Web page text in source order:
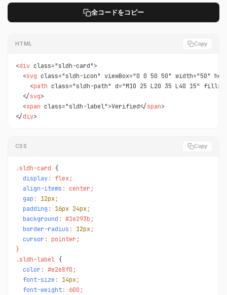
全コードをコピー
HTML Copy
<div class="sldh-card">
  <
svg class="sldh-icon" viewBox="0 0 50 50" width="50"
    <
path class="sldh-path" d="M10 25 L20 35 L40 15"
  </
svg>
  <
span class="sldh-label">Verified</span>
</div>
CSS Copy
.sldh-card
display: flex;
align-items : center;
gap : 12px;
padding : 16px 24px;
background : #1e293b;
border-radius : 12px;
cursor : pointer;
}
.sldh-label
color : #e2e8f0;
font-size : 14px;
font-weight: 600;